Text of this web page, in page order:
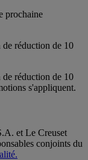
prochaine
réduction de 10
réduction de 10
s'appliquent.
et Le Creuset
conjoints du